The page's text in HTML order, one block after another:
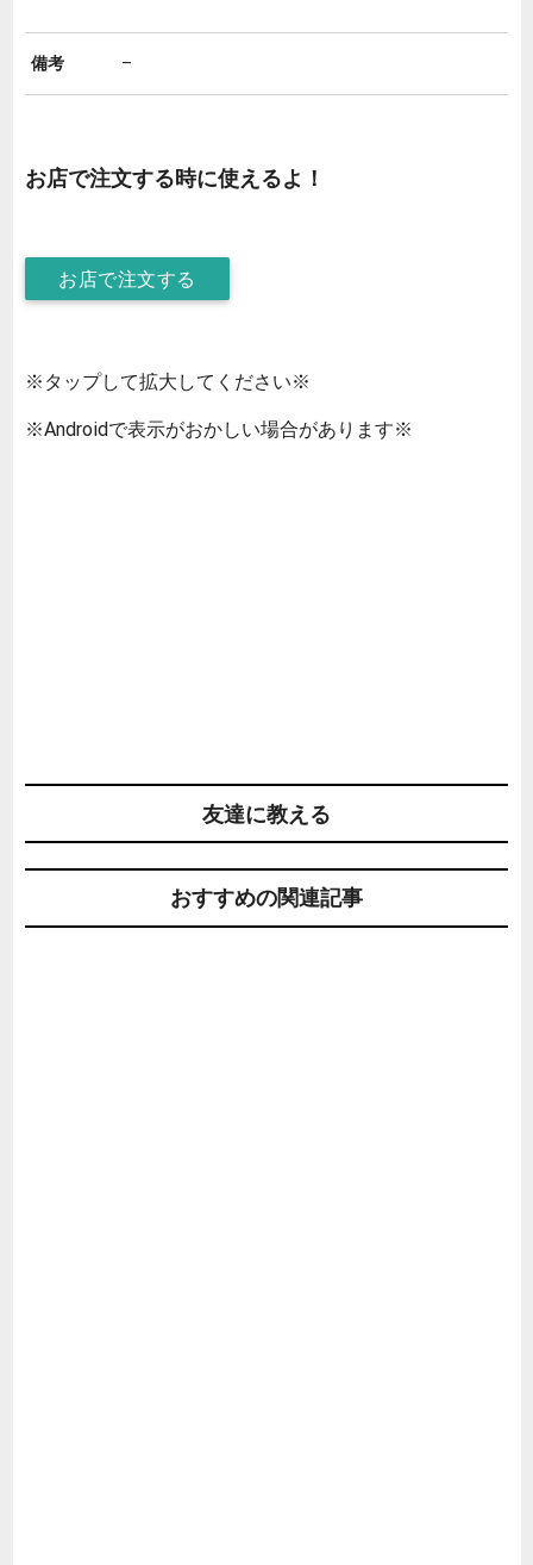
備考 –
お店で注文する時に使えるよ！
お店で注文する
※タップして拡大してください※
※Androidで表示がおかしい場合があります※
友達に教える
おすすめの関連記事